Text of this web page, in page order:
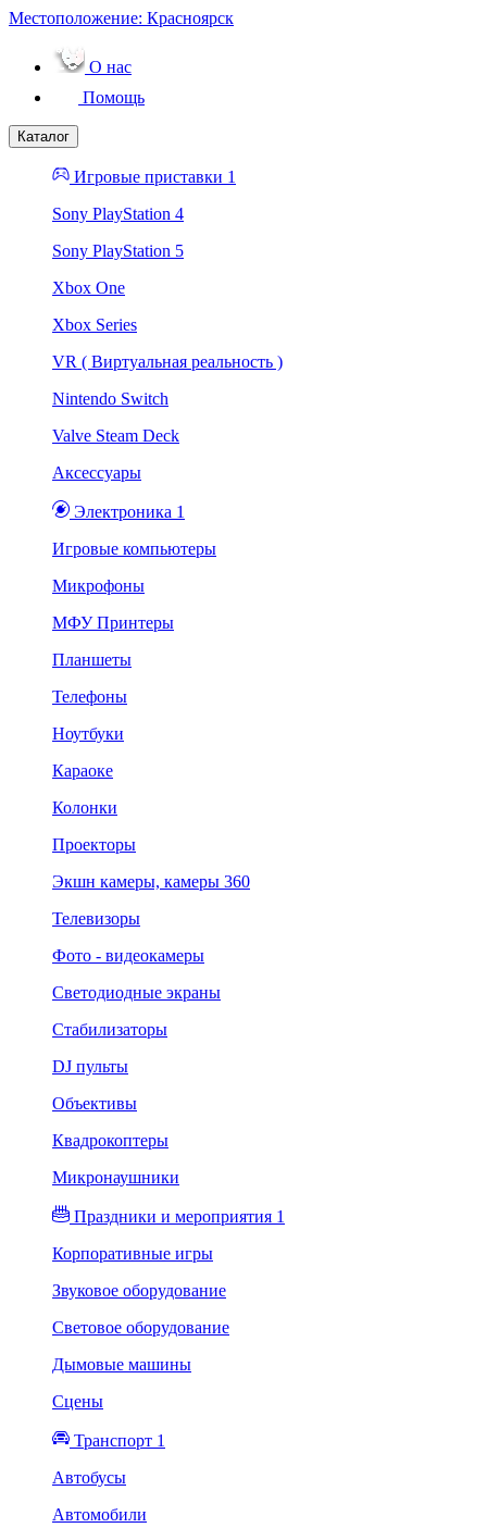
Местоположение: Красноярск
О нас
Помощь
Каталог
Игровые приставки 1
Sony PlayStation 4
Sony PlayStation 5
Xbox One
Xbox Series
VR ( Виртуальная реальность )
Nintendo Switch
Valve Steam Deck
Аксессуары
Электроника 1
Игровые компьютеры
Микрофоны
МФУ Принтеры
Планшеты
Телефоны
Ноутбуки
Караоке
Колонки
Проекторы
Экшн камеры, камеры 360
Телевизоры
Фото - видеокамеры
Светодиодные экраны
Стабилизаторы
DJ пульты
Объективы
Квадрокоптеры
Микронаушники
Праздники и мероприятия 1
Корпоративные игры
Звуковое оборудование
Световое оборудование
Дымовые машины
Сцены
Транспорт 1
Автобусы
Автомобили